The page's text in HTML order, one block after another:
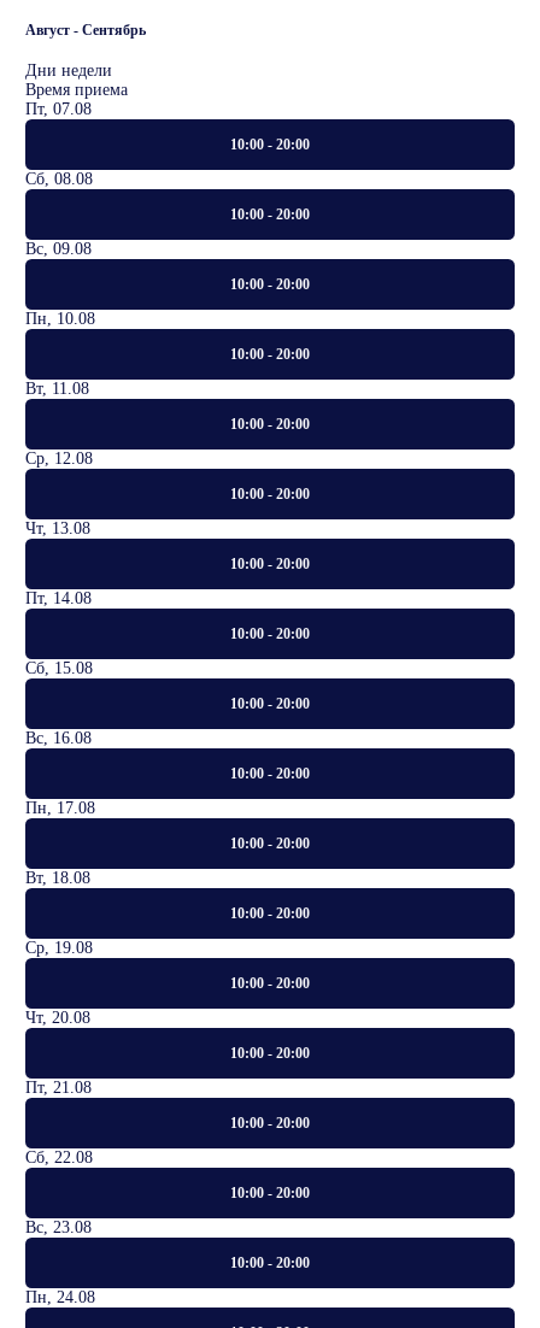
Август - Сентябрь
Дни недели
Время приема
Пт, 07.08
10:00 - 20:00
Сб, 08.08
10:00 - 20:00
Вс, 09.08
10:00 - 20:00
Пн, 10.08
10:00 - 20:00
Вт, 11.08
10:00 - 20:00
Ср, 12.08
10:00 - 20:00
Чт, 13.08
10:00 - 20:00
Пт, 14.08
10:00 - 20:00
Сб, 15.08
10:00 - 20:00
Вс, 16.08
10:00 - 20:00
Пн, 17.08
10:00 - 20:00
Вт, 18.08
10:00 - 20:00
Ср, 19.08
10:00 - 20:00
Чт, 20.08
10:00 - 20:00
Пт, 21.08
10:00 - 20:00
Сб, 22.08
10:00 - 20:00
Вс, 23.08
10:00 - 20:00
Пн, 24.08